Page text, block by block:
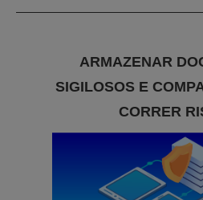
ARMAZENAR
SIGILOSOS E
CORRER